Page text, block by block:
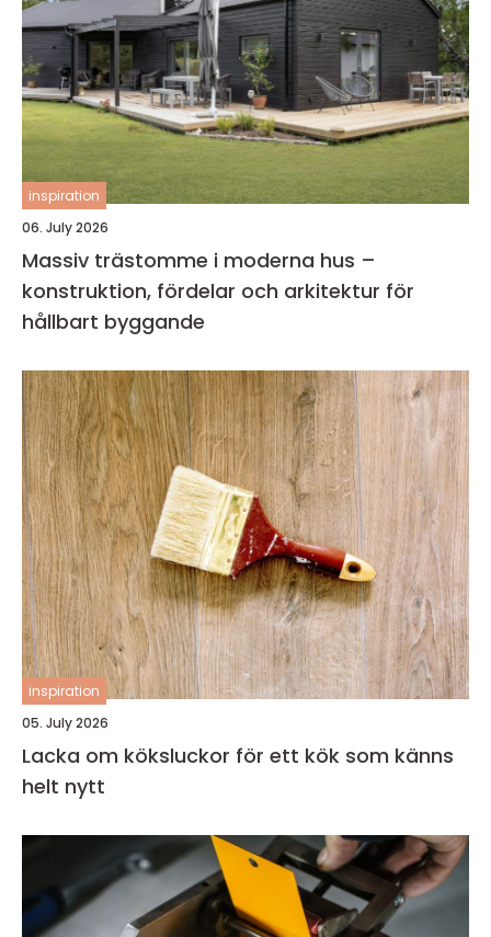
inspiration
06. July 2026
Massiv trästomme i moderna hus –
konstruktion, fördelar och arkitektur för
hållbart byggande
inspiration
05. July 2026
Lacka om köksluckor för ett kök som känns
helt nytt